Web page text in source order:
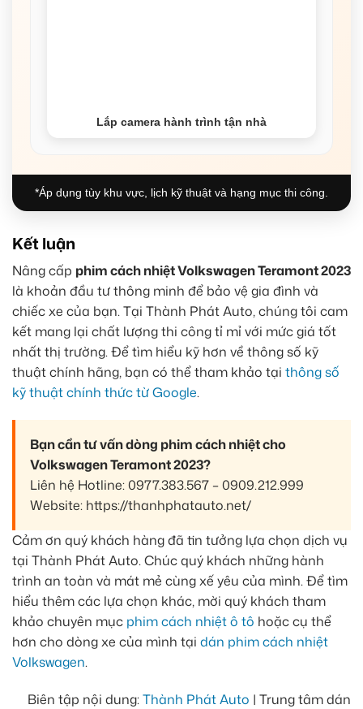
Lắp camera hành trình tận nhà
*Áp dụng tùy khu vực, lịch kỹ thuật và hạng mục thi công.
Kết luận
Nâng cấp phim cách nhiệt Volkswagen Teramont 2023
là khoản đầu tư thông minh để bảo vệ gia đình và
chiếc xe của bạn. Tại Thành Phát Auto, chúng tôi cam
kết mang lại chất lượng thi công tỉ mỉ với mức giá tốt
nhất thị trường. Để tìm hiểu kỹ hơn về thông số kỹ
thuật chính hãng, bạn có thể tham khảo tại thông số
kỹ thuật chính thức từ Google.
Bạn cần tư vấn dòng phim cách nhiệt cho
Volkswagen Teramont 2023?
Liên hệ Hotline: 0977.383.567 – 0909.212.999
Website: https://thanhphatauto.net/
Cảm ơn quý khách hàng đã tin tưởng lựa chọn dịch vụ
tại Thành Phát Auto. Chúc quý khách những hành
trình an toàn và mát mẻ cùng xế yêu của mình. Để tìm
hiểu thêm các lựa chọn khác, mời quý khách tham
khảo chuyên mục phim cách nhiệt ô tô hoặc cụ thể
hơn cho dòng xe của mình tại dán phim cách nhiệt
Volkswagen.
Biên tập nội dung:Thành Phát Auto | Trung tâm dán